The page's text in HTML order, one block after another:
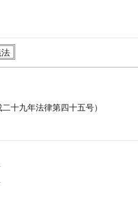
二十九年法律第四十五号）
ョン（選択すると条文の表示方